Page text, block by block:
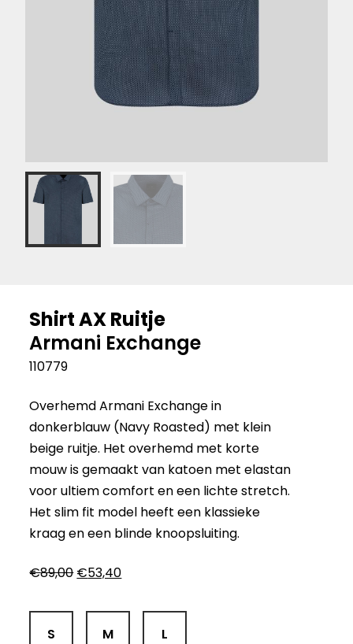
Shirt AX Ruitje
Armani Exchange
110779
Overhemd Armani Exchange in
donkerblauw (Navy Roasted) met klein
beige ruitje. Het overhemd met korte
mouw is gemaakt van katoen met elastan
voor ultiem comfort en een lichte stretch.
Het slim fit model heeft een klassieke
kraag en een blinde knoopsluiting.
€89,00 Oorspronkelijke
was:
€89,00.
€53,40Huidige
is:
€53,40.
S M L